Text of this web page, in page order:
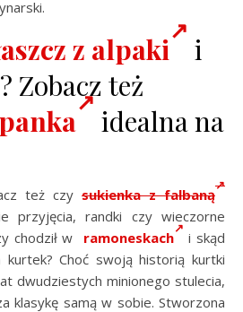
z alpaki
i
Zobacz też
idealna na
też czy sukienka z falbaną
przyjęcia, randki czy wieczorne
chodził w ramoneskach
i skąd
kurtek? Choć swoją historią kurtki
dwudziestych minionego stulecia,
klasykę samą w sobie. Stworzona